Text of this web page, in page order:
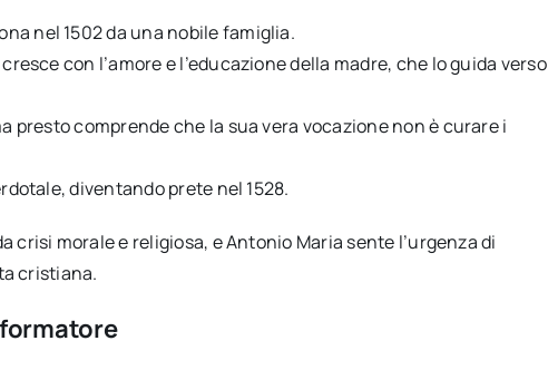
nel 1502 da una nobile famiglia.
con l’amore e l’educazione della madre, che lo guida verso
presto comprende che la sua vera vocazione non è curare i
diventando prete nel 1528.
crisi morale e religiosa, e Antonio Maria sente l’urgenza di
cristiana.